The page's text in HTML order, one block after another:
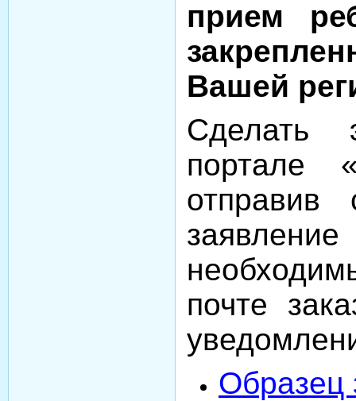
прием
Вашей
портале
отправив
почте
Образец